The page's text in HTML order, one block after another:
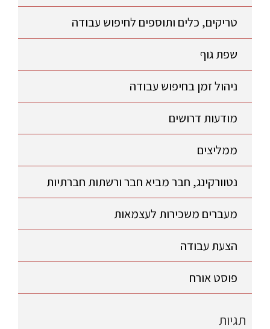
טריקים, כלים ותוספים לחיפוש עבודה
שפת גוף
ניהול זמן בחיפוש עבודה
מודעות דרושים
ממליצים
נטוורקינג, חבר מביא חבר ורשתות חברתיות
מעברים משכירות לעצמאות
הצעת עבודה
פוסט אורח
תגיות